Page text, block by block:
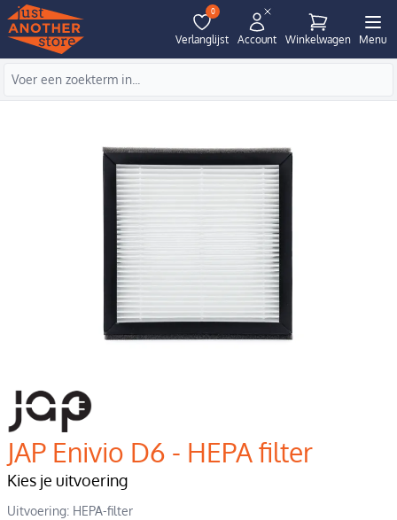
0
Verlanglijst Account Winkelwagen Menu
JAP Enivio D6 - HEPA filter
Kies je uitvoering
Uitvoering: HEPA-filter